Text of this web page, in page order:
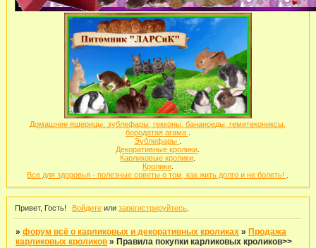
Домашние ящерицы: эублефары, гекконы, бананоеды, гемитекониксы,
бородатая агама
Эублефары
Декоративные кролики
Карликовые кролики
Кролики.
Все для здоровья - полезные советы о том, как жить долго и не болеть!
Привет, Гость! Войдите илизарегистрируйтесь
»форум всё о карликовых и декоративных кроликах » Продажа
карликовых кроликов » Правила покупки карликовых кроликов>>